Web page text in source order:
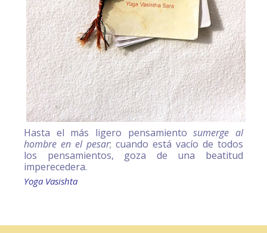
Hasta el más ligero pensamientosumerge al
hombre en el pesar; cuando está vacío de todos
los pensamientos, goza de una beatitud
imperecedera.
Yoga Vasishta